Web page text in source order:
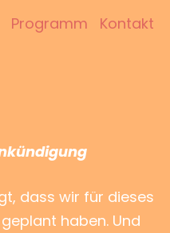
Programm Kontakt
dass wir für dieses
haben. Und